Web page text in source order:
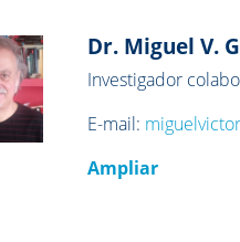
Dr. Miguel V.
Investigador
E-mail:
Ampliar